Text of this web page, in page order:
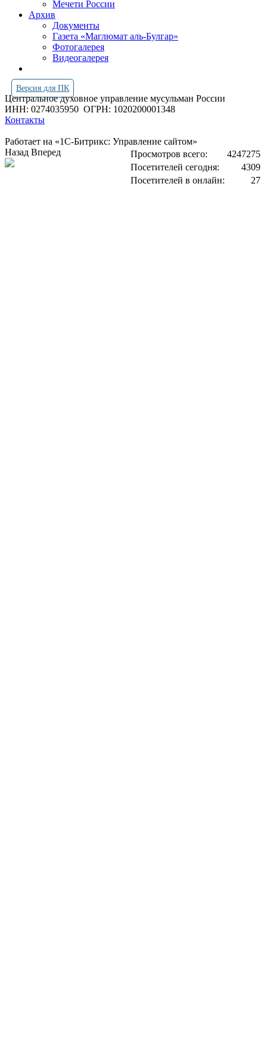
Мечети России
Архив
Документы
Газета «Маглюмат аль-Булгар»
Фотогалерея
Видеогалерея
Версия для ПК
Центральное духовное управление мусульман России
ИНН: 0274035950 ОГРН: 1020200001348
Контакты
Работает на «1С-Битрикс: Управление сайтом»
Просмотров всего:
4247275
Посетителей сегодня:
4309
Посетителей в онлайн:
27
Назад Вперед